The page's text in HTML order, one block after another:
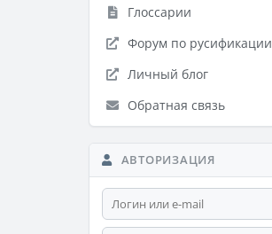
Глоссарии
Форум по русификации
Личный блог
Обратная связь
АВТОРИЗАЦИЯ